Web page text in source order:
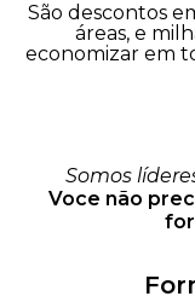
São descontos
áreas, e
economizar em
Somos
Voce não